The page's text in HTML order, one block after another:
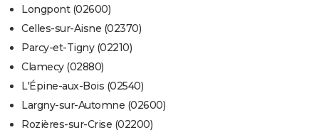
Longpont (02600)
Celles-sur-Aisne (02370)
Parcy-et-Tigny (02210)
Clamecy (02880)
L'Épine-aux-Bois (02540)
Largny-sur-Automne (02600)
Rozières-sur-Crise (02200)